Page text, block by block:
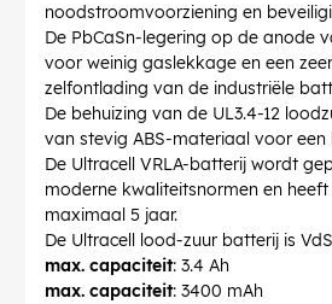
noodstroomvoorziening en
De PbCaSn-legering op de anode
voor weinig gaslekkage en een
zelfontlading van de industriële
De behuizing van de UL3.4-12
van stevig ABS-materiaal voor een
De Ultracell VRLA-batterij wordt
moderne kwaliteitsnormen en
maximaal 5 jaar.
De Ultracell lood-zuur batterij is
max. capaciteit: 3.4 Ah
max. capaciteit: 3400 mAh